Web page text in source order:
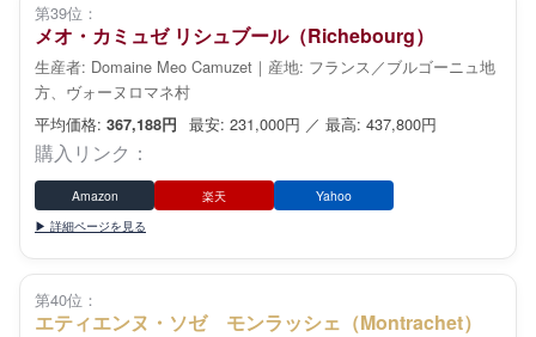
第39位：
メオ・カミュゼ リシュブール（Richebourg）
生産者: Domaine Meo Camuzet｜産地: フランス／ブルゴーニュ地
方、ヴォーヌロマネ村
平均価格: 367,188円 最安: 231,000円 ／ 最高: 437,800円
購入リンク：
Amazon 楽天
Yahoo
▶ 詳細ページを見る
第40位：
エティエンヌ・ソゼ モンラッシェ（Montrachet）